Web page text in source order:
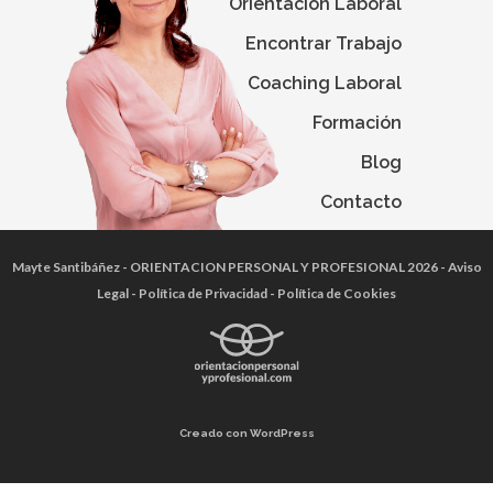
Encontrar Trabajo
Coaching Laboral
Formación
Blog
Contacto
Mayte Santibáñez- ORIENTACION PERSONAL Y PROFESIONAL 2026 - Aviso
Legal - Política de Privacidad - Política de Cookies
Creado con WordPress